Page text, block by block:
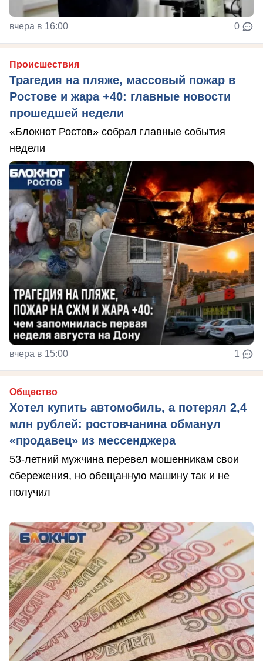
вчера в 16:00 0
Происшествия
Трагедия на пляже, массовый пожар в
Ростове и жара +40: главные новости
прошедшей недели
«Блокнот Ростов» собрал главные события
недели
вчера в 15:00 1
Общество
Хотел купить автомобиль, а потерял 2,4
млн рублей: ростовчанина обманул
«продавец» из мессенджера
53-летний мужчина перевел мошенникам свои
сбережения, но обещанную машину так и не
получил